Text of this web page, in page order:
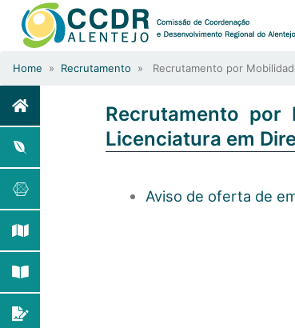
Home » Recrutamento » Recrutamento por
Recrutamento por
Licenciatura em
Aviso de oferta de